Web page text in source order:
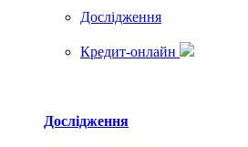
Дослідження
Кредит-онлайн
Дослідження